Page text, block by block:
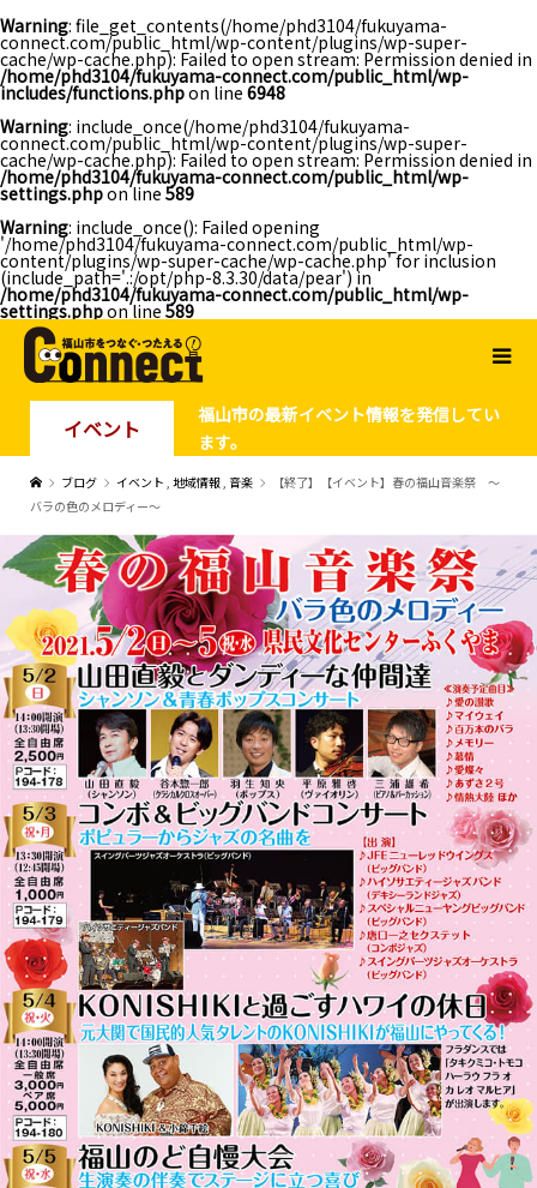
Warning: file_get_contents(/home/phd3104/fukuyama-
connect.com/public_html/wp-content/plugins/wp-super-
cache/wp-cache.php): Failed to open stream: Permission denied in
/home/phd3104/fukuyama-connect.com/public_html/wp-
includes/functions.phpon line 6948
Warning: include_once(/home/phd3104/fukuyama-
connect.com/public_html/wp-content/plugins/wp-super-
cache/wp-cache.php): Failed to open stream: Permission denied in
/home/phd3104/fukuyama-connect.com/public_html/wp-
settings.phpon line 589
Warning: include_once(): Failed opening
'/home/phd3104/fukuyama-connect.com/public_html/wp-
content/plugins/wp-super-cache/wp-cache.php' for inclusion
(include_path='.:/opt/php-8.3.30/data/pear') in
/home/phd3104/fukuyama-connect.com/public_html/wp-
settings.phpon line 589
イベント
福山市の最新イベント情報を発信してい
ます。
ブログ イベント , 地域情報, 音楽
【終了】【イベント】春の福山音楽祭 ～
バラの色のメロディー～